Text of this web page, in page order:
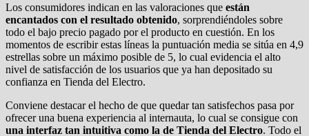
Los consumidores indican en las valoraciones que están
encantados con el resultado obtenido, sorprendiéndoles sobre
todo el bajo precio pagado por el producto en cuestión. En los
momentos de escribir estas líneas la puntuación media se sitúa en 4,9
estrellas sobre un máximo posible de 5, lo cual evidencia el alto
nivel de satisfacción de los usuarios que ya han depositado su
confianza en Tienda del Electro.
Conviene destacar el hecho de que quedar tan satisfechos pasa por
ofrecer una buena experiencia al internauta, lo cual se consigue con
una interfaz tan intuitiva como la de Tienda del Electro. Todo el